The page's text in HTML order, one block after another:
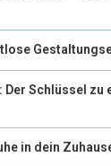
Schlüssel zu
in dein